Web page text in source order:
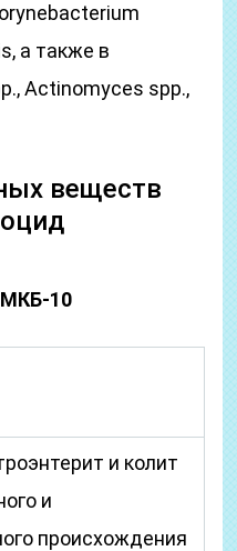
а также в
Actinomyces spp.,
веществ
МКБ-10
и колит
и
происхождения